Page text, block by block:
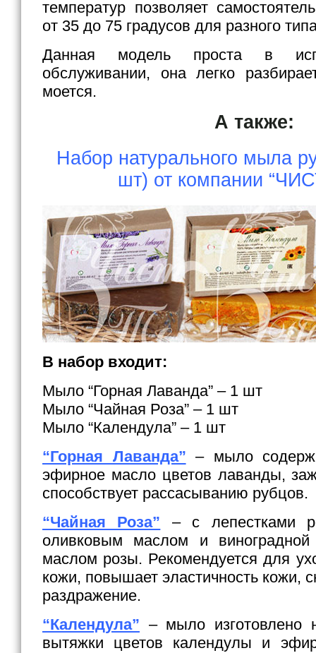
температур позволяет
от 35 до 75 градусов для разного
Данная модель проста в
обслуживании, она легко
моется.
А также:
Набор натурального мыла
шт) от компании
В набор входит:
Мыло “Горная Лаванда” – 1 шт
Мыло “Чайная Роза” – 1 шт
Мыло “Календула” – 1 шт
“Горная Лаванда” – мыло
эфирное масло цветов лаванды,
способствует рассасыванию рубцов.
“Чайная Роза” – c лепестками
оливковым маслом и
маслом розы. Рекомендуется для
кожи, повышает эластичность кожи,
раздражение.
“Календула” – мыло изготовлено
вытяжки цветов календулы и